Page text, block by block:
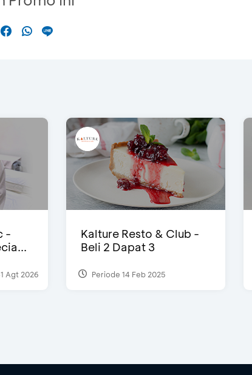
-
Agt 2026
Kalture Resto & Club -
Beli 2 Dapat 3
Periode 14 Feb 2025